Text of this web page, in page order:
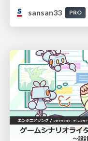
sansan33
PRO